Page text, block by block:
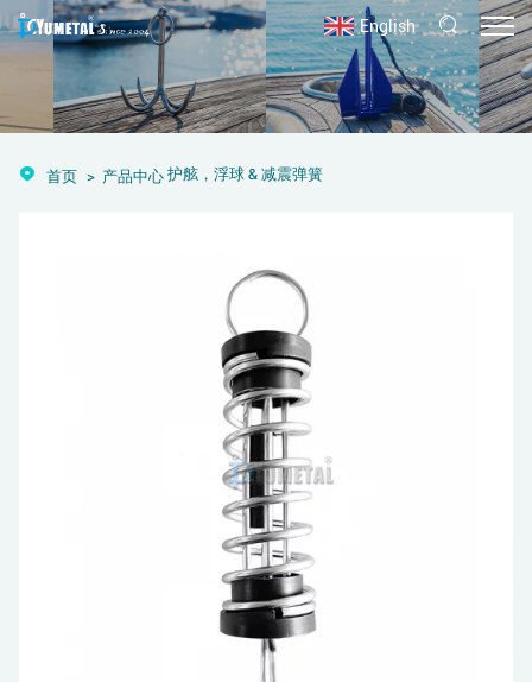
English
首页 产品中心护舷，浮球 & 减震弹簧